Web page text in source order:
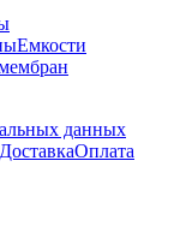
Емкости
данных
ДоставкаОплата